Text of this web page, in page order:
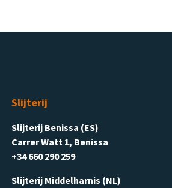
Slijterij
Slijterij Benissa (ES)
Carrer Watt 1, Benissa
+34 660 290 259
Slijterij Middelharnis (NL)